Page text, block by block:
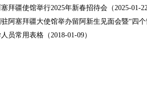
拜疆使馆举行2025年新春招待会（2025-01-22
阿塞拜疆大使馆举办留阿新生见面会暨“四个
员常用表格（2018-01-09）